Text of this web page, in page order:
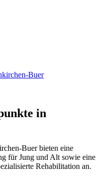
Buer
in
Buer bieten eine
für Jung und Alt sowie eine
Rehabilitation an.